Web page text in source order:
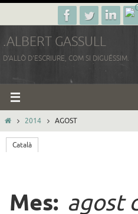
to
content
.ALBERT GASSULL
D'ALLÒ D'ESCRIURE, COM SI DIGUÉSSIM.
HOME2014 AGOST
Català
Mes: agost